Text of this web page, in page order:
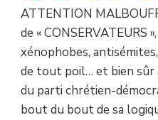
ATTENTION
de « CONSERVATEURS
xénophobes,
de tout poil… et bien sûr
du parti chrétien-
bout du bout de sa